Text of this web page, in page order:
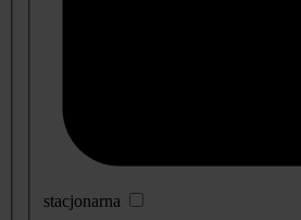
stacjonarna